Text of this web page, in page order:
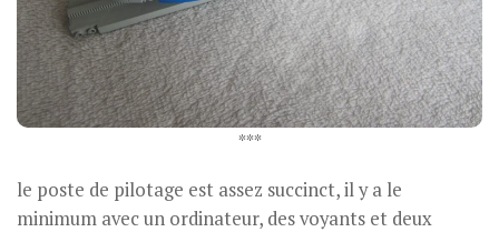
***
le poste de pilotage est assez succinct, il y a le
minimum avec un ordinateur, des voyants et deux